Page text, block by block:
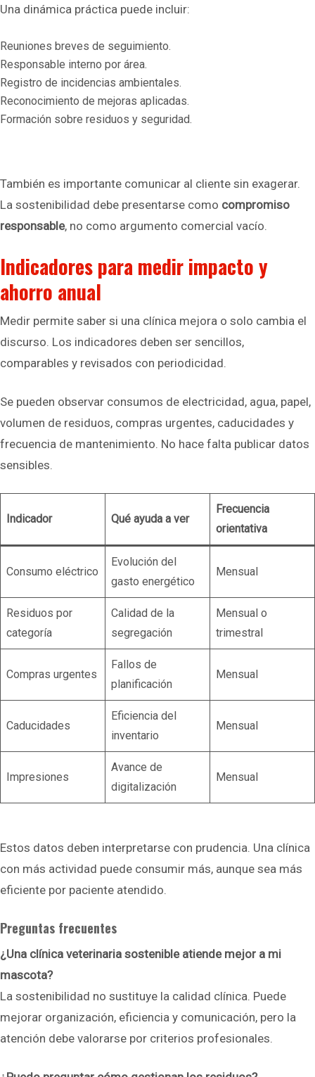
Una dinámica práctica puede incluir:
Reuniones breves de seguimiento.
Responsable interno por área.
Registro de incidencias ambientales.
Reconocimiento de mejoras aplicadas.
Formación sobre residuos y seguridad.
También es importante comunicar al cliente sin exagerar.
La sostenibilidad debe presentarse como compromiso
responsable, no como argumento comercial vacío.
Indicadores para medir impacto y
ahorro anual
Medir permite saber si una clínica mejora o solo cambia el
discurso. Los indicadores deben ser sencillos,
comparables y revisados con periodicidad.
Se pueden observar consumos de electricidad, agua, papel,
volumen de residuos, compras urgentes, caducidades y
frecuencia de mantenimiento. No hace falta publicar datos
sensibles.
Indicador Qué ayuda a ver
Frecuencia
orientativa
Consumo eléctrico
Evolución del
gasto energético
Mensual
Residuos por
categoría
Calidad de la
segregación
Mensual o
trimestral
Compras urgentes
Fallos de
planificación
Mensual
Caducidades
Eficiencia del
inventario
Mensual
Impresiones
Avance de
digitalización
Mensual
Estos datos deben interpretarse con prudencia. Una clínica
con más actividad puede consumir más, aunque sea más
eficiente por paciente atendido.
Preguntas frecuentes
¿Una clínica veterinaria sostenible atiende mejor a mi
mascota?
La sostenibilidad no sustituye la calidad clínica. Puede
mejorar organización, eficiencia y comunicación, pero la
atención debe valorarse por criterios profesionales.